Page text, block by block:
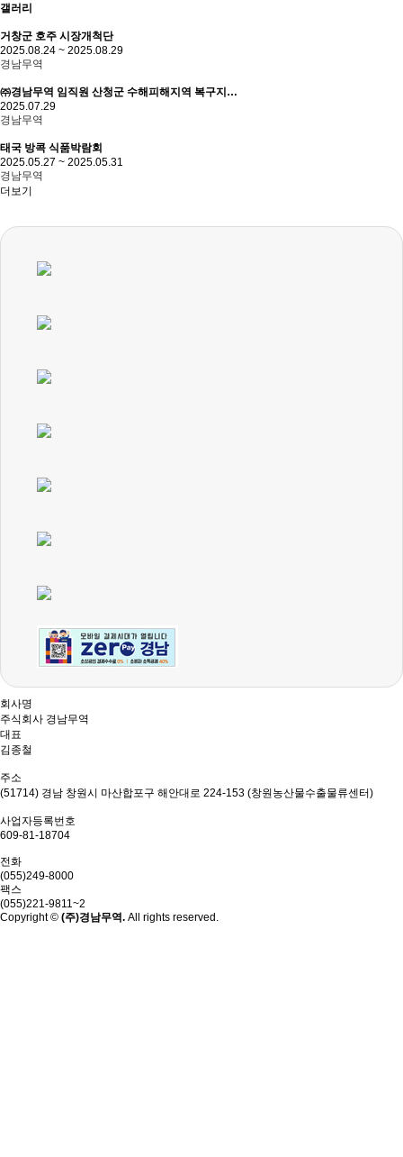
갤러리
거창군 호주 시장개척단
2025.08.24 ~ 2025.08.29
경남무역
㈜경남무역 임직원 산청군 수해피해지역 복구지…
2025.07.29
경남무역
태국 방콕 식품박람회
2025.05.27 ~ 2025.05.31
경남무역
더보기
회사명
주식회사 경남무역
대표
김종철
주소
(51714) 경남 창원시 마산합포구 해안대로 224-153 (창원농산물수출물류센터)
사업자등록번호
609-81-18704
전화
(055)249-8000
팩스
(055)221-9811~2
Copyright © (주)경남무역. All rights reserved.